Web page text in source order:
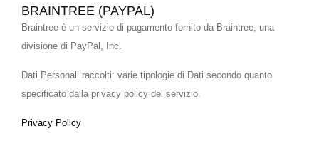
BRAINTREE (PAYPAL)
Braintree è un servizio di pagamento fornito da Braintree, una
divisione di PayPal, Inc.
Dati Personali raccolti: varie tipologie di Dati secondo quanto
specificato dalla privacy policy del servizio.
Privacy Policy